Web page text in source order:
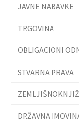
JAVNE NABAVKE
TRGOVINA
OBLIGACIONI
STVARNA PRAVA
DRŽAVNA